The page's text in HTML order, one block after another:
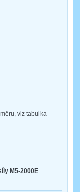
viz tabulka
M5-2000E